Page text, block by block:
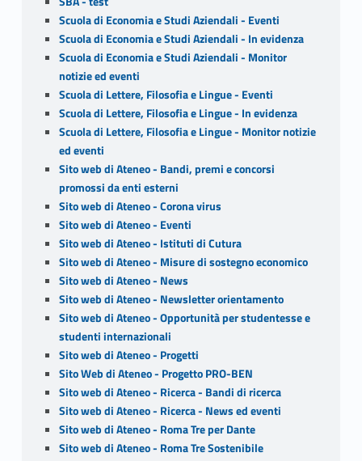
Scuola di Economia e Studi Aziendali - Eventi
Scuola di Economia e Studi Aziendali - In evidenza
Scuola di Economia e Studi Aziendali - Monitor
notizie ed eventi
Scuola di Lettere, Filosofia e Lingue - Eventi
Scuola di Lettere, Filosofia e Lingue - In evidenza
Scuola di Lettere, Filosofia e Lingue - Monitor notizie
ed eventi
Sito web di Ateneo - Bandi, premi e concorsi
promossi da enti esterni
Sito web di Ateneo - Corona virus
Sito web di Ateneo - Eventi
Sito web di Ateneo - Istituti di Cutura
Sito web di Ateneo - Misure di sostegno economico
Sito web di Ateneo - News
Sito web di Ateneo - Newsletter orientamento
Sito web di Ateneo - Opportunità per studentesse e
studenti internazionali
Sito web di Ateneo - Progetti
Sito Web di Ateneo - Progetto PRO-BEN
Sito web di Ateneo - Ricerca - Bandi di ricerca
Sito web di Ateneo - Ricerca - News ed eventi
Sito web di Ateneo - Roma Tre per Dante
Sito web di Ateneo - Roma Tre Sostenibile